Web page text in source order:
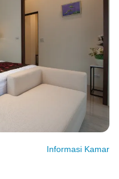
Informasi Kamar